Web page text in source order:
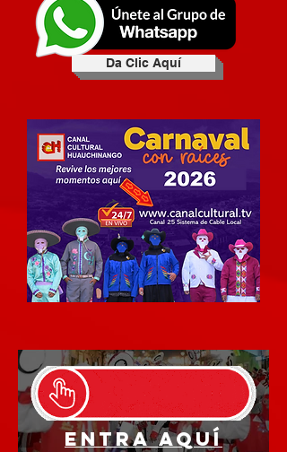
Da Clic Aquí
Entra aquí